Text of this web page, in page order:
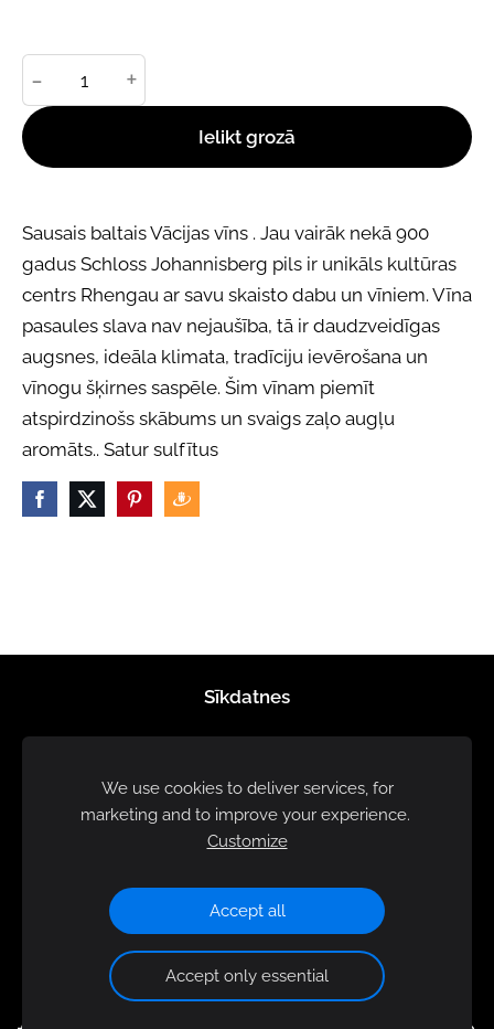
- +
Ielikt grozā
Sausais baltais Vācijas vīns . Jau vairāk nekā 900
gadus Schloss Johannisberg pils ir unikāls kultūras
centrs Rhengau ar savu skaisto dabu un vīniem. Vīna
pasaules slava nav nejaušība, tā ir daudzveidīgas
augsnes, ideāla klimata, tradīciju ievērošana un
vīnogu šķirnes saspēle. Šim vīnam piemīt
atspirdzinošs skābums un svaigs zaļo augļu
aromāts.. Satur sulfītus
Sīkdatnes
We use cookies to deliver services, for
marketing and to improve your experience.
Customize
Accept all
Accept only essential